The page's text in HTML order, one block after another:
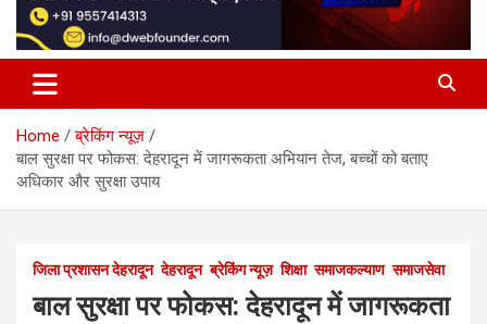
Home
ब्रेकिंग न्यूज़
बाल सुरक्षा पर फोकस: देहरादून में जागरूकता अभियान तेज, बच्चों को बताए
अधिकार और सुरक्षा उपाय
जिला प्रशासन देहरादून देहरादून ब्रेकिंग न्यूज़ शिक्षा समाजकल्याण समाजसेवा
बाल सुरक्षा पर फोकस: देहरादून में जागरूकता